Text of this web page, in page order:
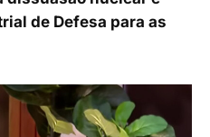
de Defesa para as